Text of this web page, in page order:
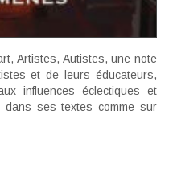
Artistes, Autistes, une note
et de leurs éducateurs,
influences éclectiques et
dans ses textes comme sur